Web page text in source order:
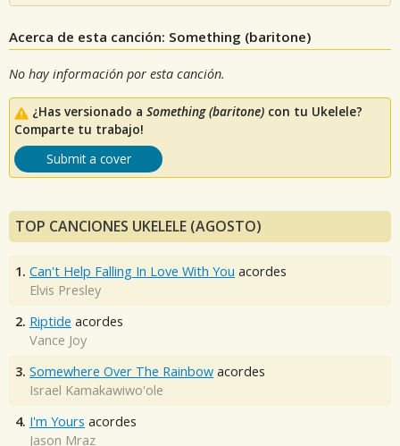
Acerca de esta canción: Something (baritone)
No hay información por esta canción.
¿Has versionado a Something (baritone) con tu Ukelele?
Comparte tu trabajo!
Submit a cover
TOP CANCIONES UKELELE (AGOSTO)
1. Can't Help Falling In Love With You acordes
Elvis Presley
2. Riptide acordes
Vance Joy
3. Somewhere Over The Rainbow acordes
Israel Kamakawiwo'ole
4. I'm Yours acordes
Jason Mraz